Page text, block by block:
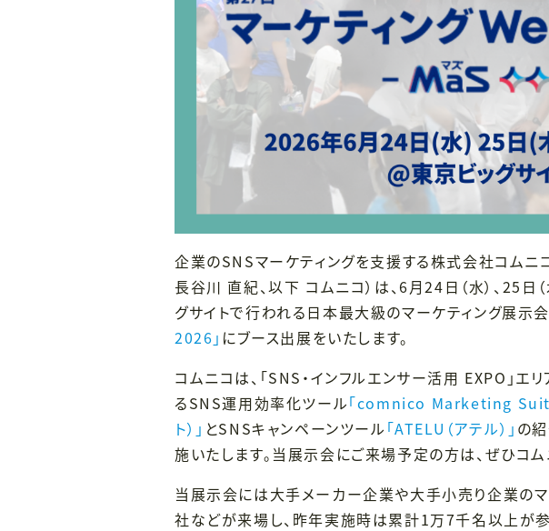
企業のSNSマーケティングを支援する株式会社コムニ
長谷川 直紀、以下 コムニコ）は、6月24日（水）、25日
グサイトで行われる日本最大級のマーケティング展示会
2026」 にブース出展をいたします。
コムニコは、「SNS・インフルエンサー活用 EXPO」エ
るSNS運用効率化ツール「comnico Marketing Suite
ト）」 とSNSキャンペーンツール 「ATELU（アテル）」 の
施いたします。当展示会にご来場予定の方は、ぜひコム
当展示会には大手メーカー企業や大手小売り企業の
社などが来場し、昨年実施時は累計1万7千名以上が参